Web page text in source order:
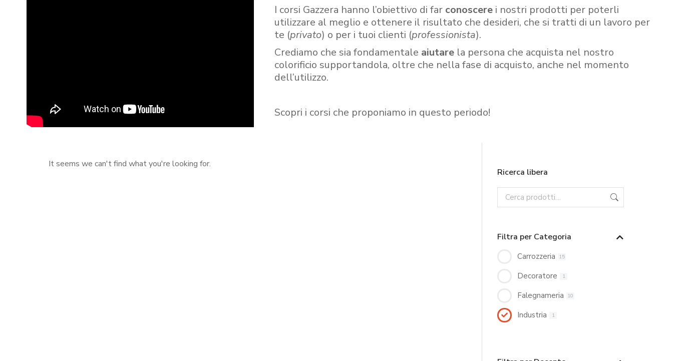
I corsi Gazzera hanno l’obiettivo di far conoscerei nostri prodotti per poterli
utilizzare al meglio e ottenere il risultato che desideri, che si tratti di un lavoro per
te (privato) o per i tuoi clienti (professionista).
Crediamo che sia fondamentale aiutare la persona che acquista nel nostro
colorificio supportandola, oltre che nella fase di acquisto, anche nel momento
dell’utilizzo.
Scopri i corsi che proponiamo in questo periodo!
It seems we can't find what you're looking for.
Ricerca libera
Filtra per Categoria
Carrozzeria 15
Decoratore 1
Falegnameria 10
Industria 1